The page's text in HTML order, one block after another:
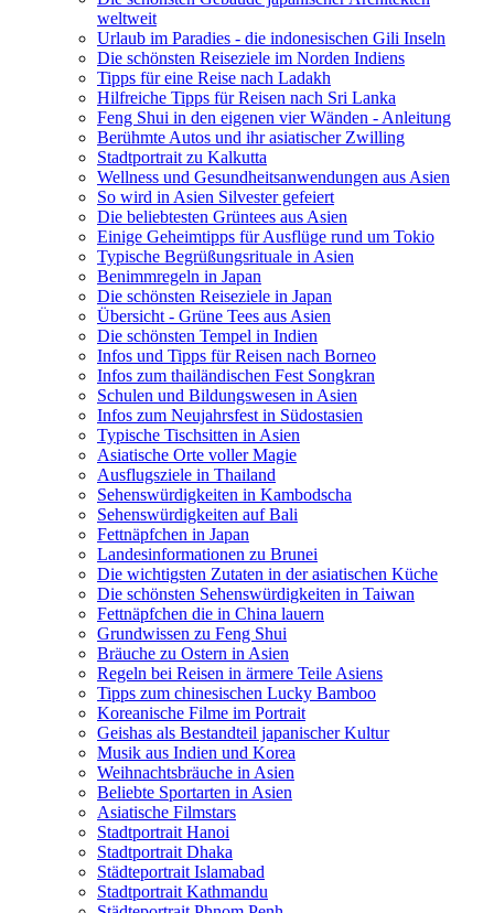
weltweit
Urlaub im Paradies - die indonesischen Gili Inseln
Die schönsten Reiseziele im Norden Indiens
Tipps für eine Reise nach Ladakh
Hilfreiche Tipps für Reisen nach Sri Lanka
Feng Shui in den eigenen vier Wänden - Anleitung
Berühmte Autos und ihr asiatischer Zwilling
Stadtportrait zu Kalkutta
Wellness und Gesundheitsanwendungen aus Asien
So wird in Asien Silvester gefeiert
Die beliebtesten Grüntees aus Asien
Einige Geheimtipps für Ausflüge rund um Tokio
Typische Begrüßungsrituale in Asien
Benimmregeln in Japan
Die schönsten Reiseziele in Japan
Übersicht - Grüne Tees aus Asien
Die schönsten Tempel in Indien
Infos und Tipps für Reisen nach Borneo
Infos zum thailändischen Fest Songkran
Schulen und Bildungswesen in Asien
Infos zum Neujahrsfest in Südostasien
Typische Tischsitten in Asien
Asiatische Orte voller Magie
Ausflugsziele in Thailand
Sehenswürdigkeiten in Kambodscha
Sehenswürdigkeiten auf Bali
Fettnäpfchen in Japan
Landesinformationen zu Brunei
Die wichtigsten Zutaten in der asiatischen Küche
Die schönsten Sehenswürdigkeiten in Taiwan
Fettnäpfchen die in China lauern
Grundwissen zu Feng Shui
Bräuche zu Ostern in Asien
Regeln bei Reisen in ärmere Teile Asiens
Tipps zum chinesischen Lucky Bamboo
Koreanische Filme im Portrait
Geishas als Bestandteil japanischer Kultur
Musik aus Indien und Korea
Weihnachtsbräuche in Asien
Beliebte Sportarten in Asien
Asiatische Filmstars
Stadtportrait Hanoi
Stadtportrait Dhaka
Städteportrait Islamabad
Stadtportrait Kathmandu